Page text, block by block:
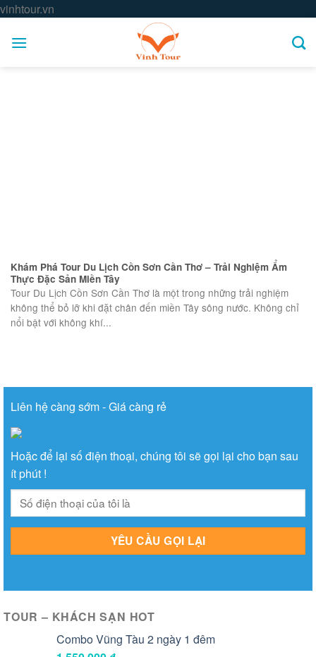
vinhtour.vn
Khám Phá Tour Du Lịch Cồn Sơn Cần Thơ – Trải Nghiệm Ẩm
Thực Đặc Sản Miền Tây
Tour Du Lịch Cồn Sơn Cần Thơ là một trong những trải nghiệm
không thể bỏ lỡ khi đặt chân đến miền Tây sông nước. Không chỉ
nổi bật với không khí...
Liên hệ càng sớm - Giá càng rẻ
Hoặc để lại số điện thoại, chúng tôi sẽ gọi lại cho bạn sau
ít phút !
TOUR – KHÁCH SẠN HOT
Combo Vũng Tàu 2 ngày 1 đêm